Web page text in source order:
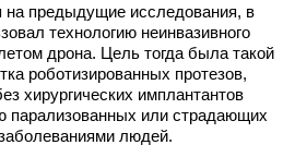
на предыдущие исследования, в
технологию неинвазивного
дрона. Цель тогда была такой
роботизированных протезов,
хирургических имплантантов
парализованных или страдающих
людей.